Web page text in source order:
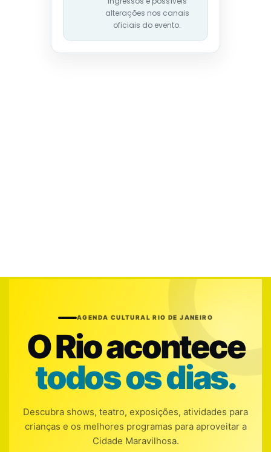
alterações nos canais
oficiais do evento.
AGENDA CULTURAL RIO DE JANEIRO
O Rio acontece
todos os dias.
Descubra shows, teatro, exposições, atividades para
crianças e os melhores programas para aproveitar a
Cidade Maravilhosa.